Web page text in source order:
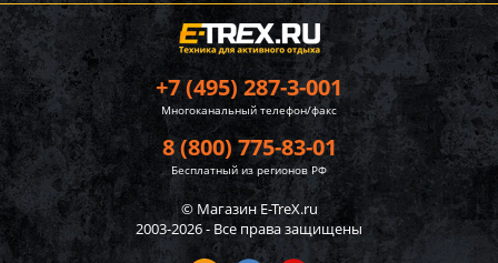
+7 (495) 287-3-001
Многоканальный телефон/факс
8 (800) 775-83-01
Бесплатный из регионов РФ
© Магазин E-TreX.ru
2003-2026 - Все права защищены